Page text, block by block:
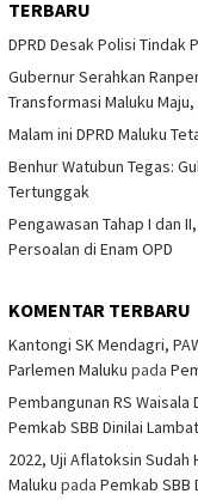
TERBARU
DPRD Desak Polisi Tindak
Gubernur Serahkan
Transformasi Maluku
Malam ini DPRD Maluku
Benhur Watubun Tegas:
Tertunggak
Pengawasan Tahap I dan
Persoalan di Enam OPD
KOMENTAR TERBARU
Kantongi SK Mendagri,
Parlemen Maluku pada
Pembangunan RS Waisala
Pemkab SBB Dinilai
2022, Uji Aflatoksin Sudah
Maluku pada Pemkab SBB